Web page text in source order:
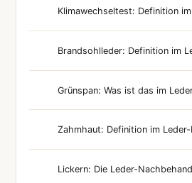
Klimawechseltest: Definition
Brandsohlleder: Definition im
Grünspan: Was ist das im
Zahmhaut: Definition im
Lickern: Die Leder-